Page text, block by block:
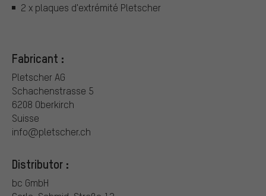
2 x plaques d'extrémité Pletscher
Fabricant :
Pletscher AG
Schachenstrasse 5
6208 Oberkirch
Suisse
info@pletscher.ch
Distributor :
bc GmbH